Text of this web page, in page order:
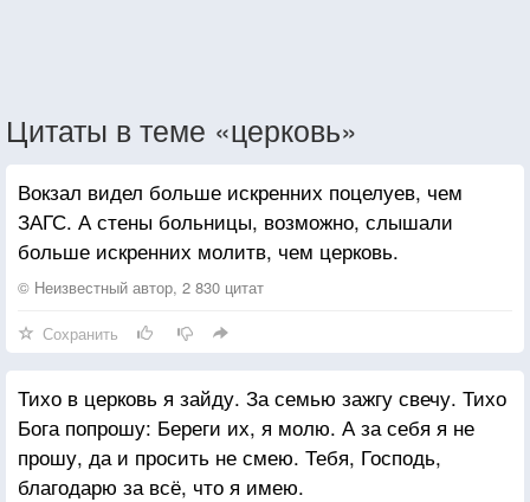
Цитаты в теме «церковь»
Вокзал видел больше искренних поцелуев, чем
ЗАГС. А стены больницы, возможно, слышали
больше искренних молитв, чем церковь.
© Неизвестный автор, 2 830 цитат
Сохранить
Тихо в церковь я зайду. За семью зажгу свечу. Тихо
Бога попрошу: Береги их, я молю. А за себя я не
прошу, да и просить не смею. Тебя, Господь,
благодарю за всё, что я имею.